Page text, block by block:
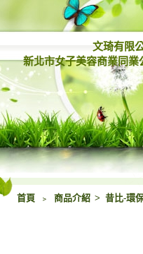
文琦有限
新北市女子美容商業同
首頁 ﹥ 商品介紹 > 昔比-環